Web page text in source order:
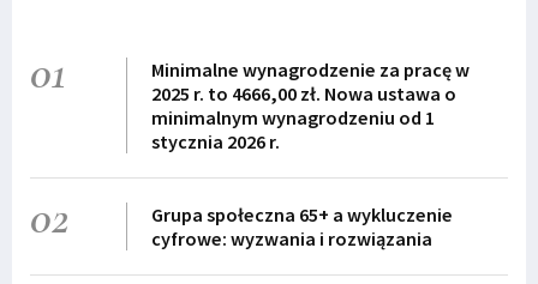
01
Minimalne wynagrodzenie za pracę w
2025 r. to 4666,00 zł. Nowa ustawa o
minimalnym wynagrodzeniu od 1
stycznia 2026 r.
02
Grupa społeczna 65+ a wykluczenie
cyfrowe: wyzwania i rozwiązania